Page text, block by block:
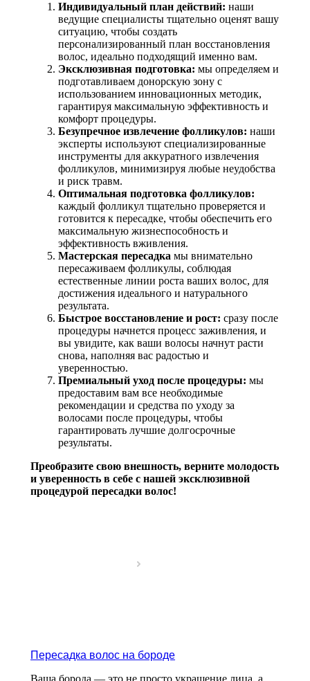
Индивидуальный план действий: наши
ведущие специалисты тщательно оценят вашу
ситуацию, чтобы создать
персонализированный план восстановления
волос, идеально подходящий именно вам.
Эксклюзивная подготовка: мы определяем и
подготавливаем донорскую зону с
использованием инновационных методик,
гарантируя максимальную эффективность и
комфорт процедуры.
Безупречное извлечение фолликулов: наши
эксперты используют специализированные
инструменты для аккуратного извлечения
фолликулов, минимизируя любые неудобства
и риск травм.
Оптимальная подготовка фолликулов:
каждый фолликул тщательно проверяется и
готовится к пересадке, чтобы обеспечить его
максимальную жизнеспособность и
эффективность вживления.
Мастерская пересадка мы внимательно
пересаживаем фолликулы, соблюдая
естественные линии роста ваших волос, для
достижения идеального и натурального
результата.
Быстрое восстановление и рост: сразу после
процедуры начнется процесс заживления, и
вы увидите, как ваши волосы начнут расти
снова, наполняя вас радостью и
уверенностью.
Премиальный уход после процедуры: мы
предоставим вам все необходимые
рекомендации и средства по уходу за
волосами после процедуры, чтобы
гарантировать лучшие долгосрочные
результаты.
Преобразите свою внешность, верните молодость
и уверенность в себе с нашей эксклюзивной
процедурой пересадки волос!
Пересадка волос на бороде
Ваша борода — это не просто украшение лица, а